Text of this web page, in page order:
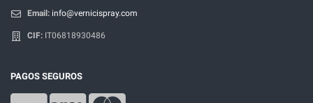
Email: info@vernicispray.com
CIF: IT06818930486
PAGOS SEGUROS